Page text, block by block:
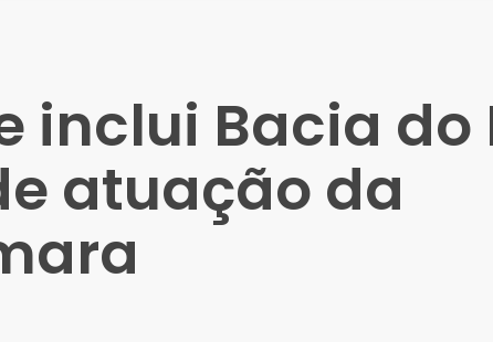
inclui Bacia do
atuação da